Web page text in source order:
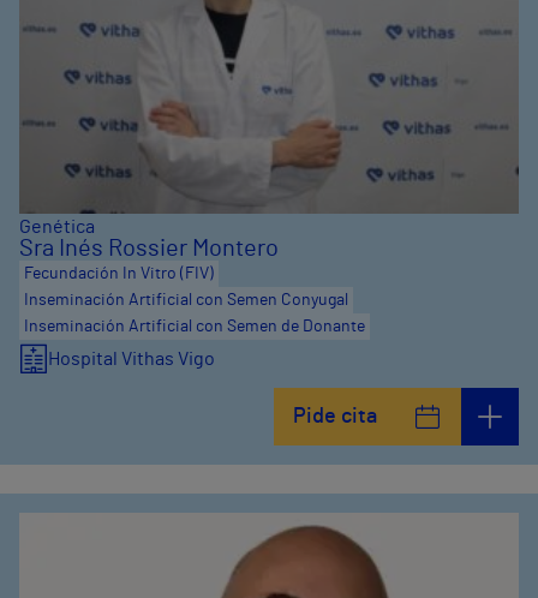
Genética
Sra Inés Rossier Montero
Fecundación In Vitro (FIV)
Inseminación Artificial con Semen Conyugal
Inseminación Artificial con Semen de Donante
Hospital Vithas Vigo
Pide cita